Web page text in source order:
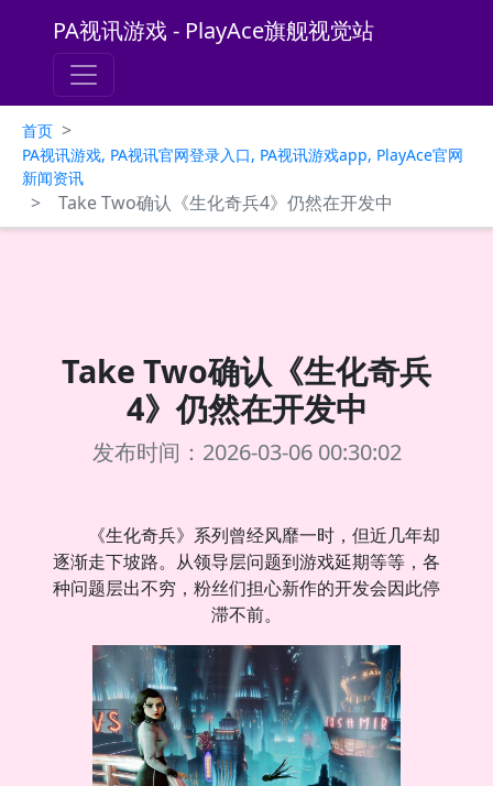
PA视讯游戏 - PlayAce旗舰视觉站
首页 >
PA视讯游戏, PA视讯官网登录入口, PA视讯游戏app, PlayAce官网
新闻资讯
> Take Two确认《生化奇兵4》仍然在开发中
Take Two确认《生化奇兵
4》仍然在开发中
发布时间：2026-03-06 00:30:02
《生化奇兵》系列曾经风靡一时，但近几年却
逐渐走下坡路。从领导层问题到游戏延期等等，各
种问题层出不穷，粉丝们担心新作的开发会因此停
滞不前。